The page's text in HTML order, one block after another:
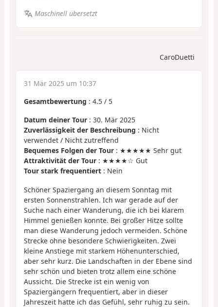
Maschinell übersetzt
CaroDuetti
31 Mär 2025 um 10:37
Gesamtbewertung : 4.5 / 5
Datum deiner Tour : 30. Mär 2025
Zuverlässigkeit der Beschreibung : Nicht
verwendet / Nicht zutreffend
Bequemes Folgen der Tour : ★★★★★ Sehr gut
Attraktivität der Tour : ★★★★☆ Gut
Tour stark frequentiert : Nein
Schöner Spaziergang an diesem Sonntag mit
ersten Sonnenstrahlen. Ich war gerade auf der
Suche nach einer Wanderung, die ich bei klarem
Himmel genießen konnte. Bei großer Hitze sollte
man diese Wanderung jedoch vermeiden. Schöne
Strecke ohne besondere Schwierigkeiten. Zwei
kleine Anstiege mit starkem Höhenunterschied,
aber sehr kurz. Die Landschaften in der Ebene sind
sehr schön und bieten trotz allem eine schöne
Aussicht. Die Strecke ist ein wenig von
Spaziergängern frequentiert, aber in dieser
Jahreszeit hatte ich das Gefühl, sehr ruhig zu sein.